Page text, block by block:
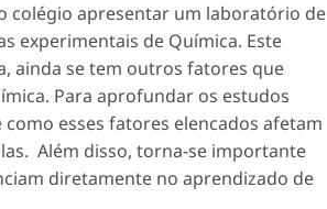
colégio apresentar um laboratório de
experimentais de Química. Este
ainda se tem outros fatores que
Para aprofundar os estudos
esses fatores elencados afetam
Além disso, torna-se importante
diretamente no aprendizado de